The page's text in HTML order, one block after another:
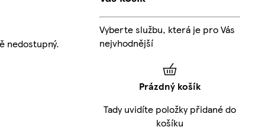
nedostupný.
Vyberte službu, která je pro Vás
nejvhodnější
Prázdný košík
Tady uvidíte položky přidané do
košíku